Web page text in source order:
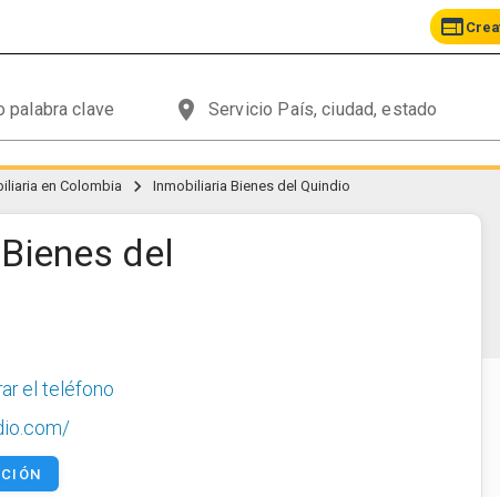
web
place
en Colombia chevron_right Inmobiliaria Bienes del Quindio
del
el teléfono